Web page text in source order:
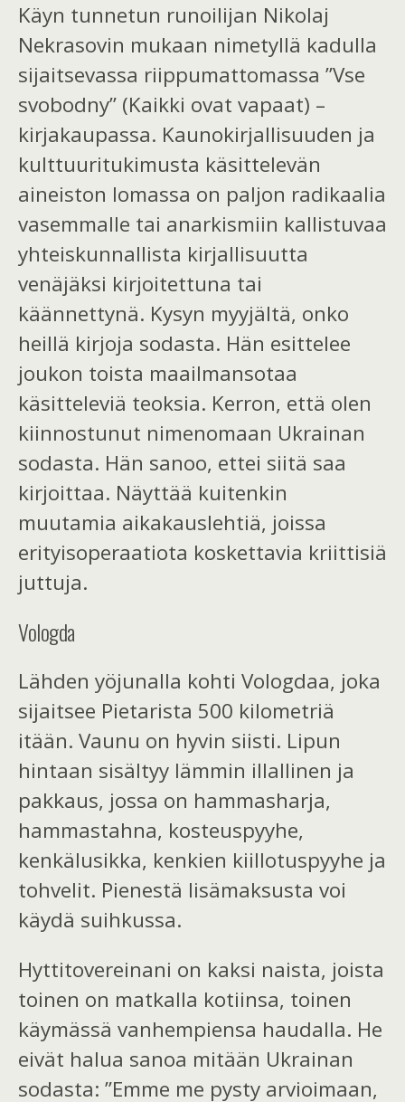
Käyn tunnetun runoilijan Nikolaj
Nekrasovin mukaan nimetyllä kadulla
sijaitsevassa riippumattomassa ”Vse
svobodny” (Kaikki ovat vapaat) –
kirjakaupassa. Kaunokirjallisuuden ja
kulttuuritukimusta käsittelevän
aineiston lomassa on paljon radikaalia
vasemmalle tai anarkismiin kallistuvaa
yhteiskunnallista kirjallisuutta
venäjäksi kirjoitettuna tai
käännettynä. Kysyn myyjältä, onko
heillä kirjoja sodasta. Hän esittelee
joukon toista maailmansotaa
käsitteleviä teoksia. Kerron, että olen
kiinnostunut nimenomaan Ukrainan
sodasta. Hän sanoo, ettei siitä saa
kirjoittaa. Näyttää kuitenkin
muutamia aikakauslehtiä, joissa
erityisoperaatiota koskettavia kriittisiä
juttuja.
Vologda
Lähden yöjunalla kohti Vologdaa, joka
sijaitsee Pietarista 500 kilometriä
itään. Vaunu on hyvin siisti. Lipun
hintaan sisältyy lämmin illallinen ja
pakkaus, jossa on hammasharja,
hammastahna, kosteuspyyhe,
kenkälusikka, kenkien kiillotuspyyhe ja
tohvelit. Pienestä lisämaksusta voi
käydä suihkussa.
Hyttitovereinani on kaksi naista, joista
toinen on matkalla kotiinsa, toinen
käymässä vanhempiensa haudalla. He
eivät halua sanoa mitään Ukrainan
sodasta: ”Emme me pysty arvioimaan,